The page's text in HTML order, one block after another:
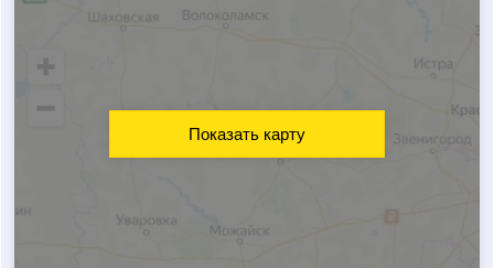
Показать карту